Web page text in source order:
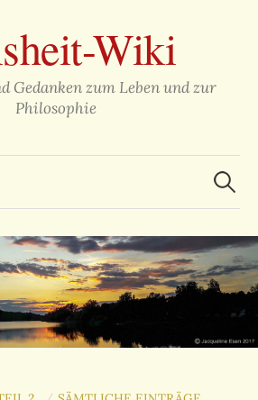
Wiki
Gedanken zum Leben und zur
Philosophie
Suchen
nach: